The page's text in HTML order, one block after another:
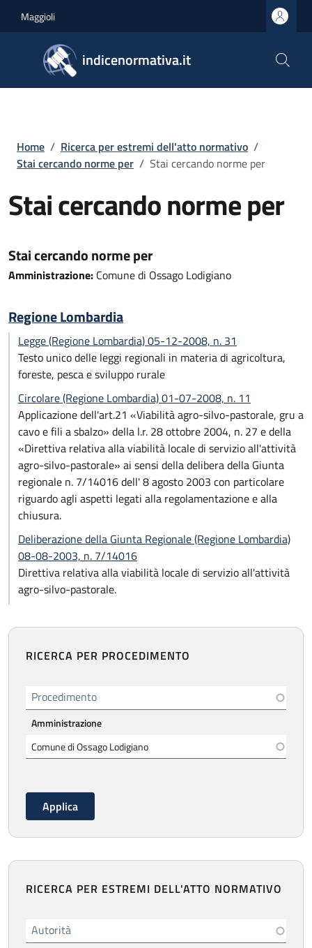
Maggioli
indicenormativa.it
Briciole di pane
Home / Ricerca per estremi dell'atto normativo /
Stai cercando norme per / Stai cercando norme per
Stai cercando norme per
Stai cercando norme per
Amministrazione: Comune di Ossago Lodigiano
Regione Lombardia
Legge (Regione Lombardia) 05-12-2008, n. 31
Testo unico delle leggi regionali in materia di agricoltura,
foreste, pesca e sviluppo rurale
Circolare (Regione Lombardia) 01-07-2008, n. 11
Applicazione dell'art.21 «Viabilità agro-silvo-pastorale, gru a
cavo e fili a sbalzo» della l.r. 28 ottobre 2004, n. 27 e della
«Direttiva relativa alla viabilità locale di servizio all'attività
agro-silvo-pastorale» ai sensi della delibera della Giunta
regionale n. 7/14016 dell' 8 agosto 2003 con particolare
riguardo agli aspetti legati alla regolamentazione e alla
chiusura.
Deliberazione della Giunta Regionale (Regione Lombardia)
08-08-2003, n. 7/14016
Direttiva relativa alla viabilità locale di servizio all'attività
agro-silvo-pastorale.
RICERCA PER PROCEDIMENTO
Procedimento
Amministrazione
RICERCA PER ESTREMI DELL'ATTO NORMATIVO
Autorità